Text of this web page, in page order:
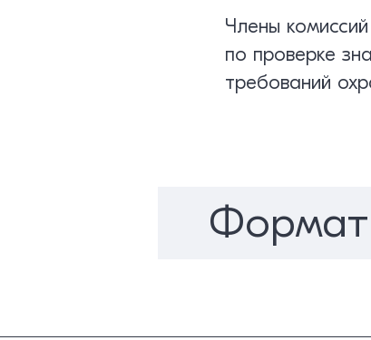
Члены комиссий
по проверке
требований
Формат